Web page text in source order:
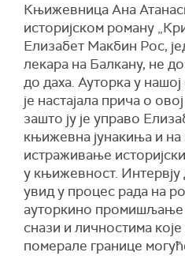
Књижевница Ана
историјском роману
Елизабет Макбин Рос,
лекара на Балкану, не
до даха. Ауторка у
је настајала прича о
зашто ју је управо
књижевна јунакиња и на
истраживање
у књижевност.
увид у процес рада на
ауторкино промишљање
снази и личностима
померале границе